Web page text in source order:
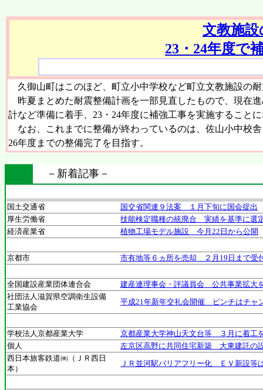
文教施
23・24年度で
久御山町はこのほど、町立小中学校など町立文教施設の
昨夏まとめた耐震整備計画を一部見直したもので、現在
計など準備に着手、23・24年度に補強工事を実施すること
なお、これまでに整備が終わっているのは、佐山小中校
26年度までの整備完了を目指す。
－新着記事－
国土交通省
国交省関連９法案 １月下旬に国会提出
厚生労働省
技能検定職種の統廃合 実績を基準に選
経済産業省
植物工場モデル施設 今月22日から公開
京都市 市有地等６ヵ所を売却 ２月19日まで受
全国建設産業団体連合会
建産連理事会・評議員会 公共事業拡大
社団法人滋賀県空調衛生設備
工業協会
平成21年新年交礼会開催 ピンチはチャ
学校法人京都産業大学
京都産業大学神山天文台等 ３月に着工
個人
左京区高野に共同住宅新築 大東建託の
西日本旅客鉄道㈱（ＪＲ西日
本）
ＪＲ並河駅バリアフリー化 ＥＶ新設等